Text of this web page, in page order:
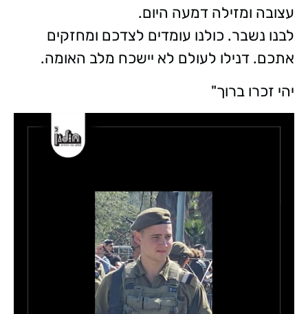
עצובה ומזילה דמעה היום.
לבנו נשבר. כולנו עומדים לצדכם ומחזקים
אתכם. דנילו לעולם לא יישכח מלב האומה.
יהי זכרו ברוך"